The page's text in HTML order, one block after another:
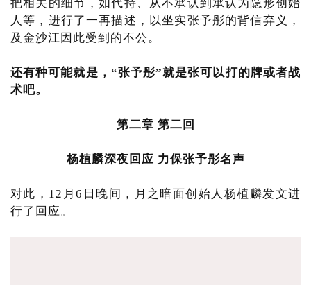
把相关的细节，如代持、从不承认到承认为隐形创始
人等，进行了一再描述，以坐实张予彤的背信弃义，
及金沙江因此受到的不公。
还有种可能就是，“张予彤”就是张可以打的牌或者战
术吧。
第二章 第二回
杨植麟深夜回应 力保张予彤名声
对此，12月6日晚间，月之暗面创始人杨植麟发文进
行了回应。